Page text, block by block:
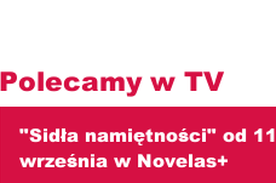
Polecamy w TV
"Sidła namiętności" od 11
września w Novelas+